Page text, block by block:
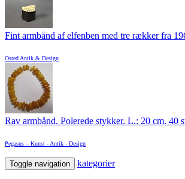
Fint armbånd af elfenben med tre rækker fra
Osted Antik & Design
Rav armbånd. Polerede stykker. L.: 20 cm. 40
Pegasus – Kunst - Antik - Design
Toggle navigation kategorier